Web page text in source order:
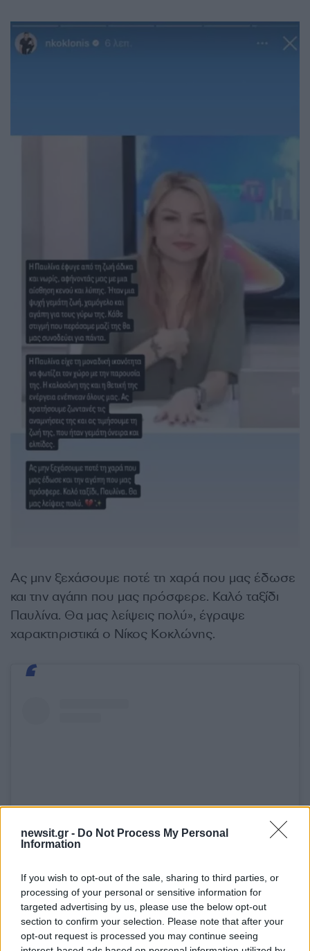
newsit.gr - Do Not Process My Personal
Information
If you wish to opt-out of the sale, sharing to third parties, or
processing of your personal or sensitive information for
targeted advertising by us, please use the below opt-out
section to confirm your selection. Please note that after your
opt-out request is processed you may continue seeing
Ας μην ξεχάσουμε ποτέ τη χαρά που μας έδωσε
και την αγάπη που μας πρόσφερε. Καλό ταξίδι
Παυλίνα. Θα μας λείψεις πολύ», έγραψε
χαρακτηριστικά ο Νίκος Κοκλώνης.
Δείτε αυτή τη δημοσίευση στο Instagram.